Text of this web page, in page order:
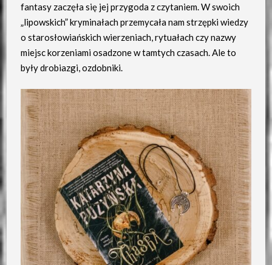
fantasy zaczęła się jej przygoda z czytaniem. W swoich
„lipowskich” kryminałach przemycała nam strzępki wiedzy
o starosłowiańskich wierzeniach, rytuałach czy nazwy
miejsc korzeniami osadzone w tamtych czasach. Ale to
były drobiazgi, ozdobniki.